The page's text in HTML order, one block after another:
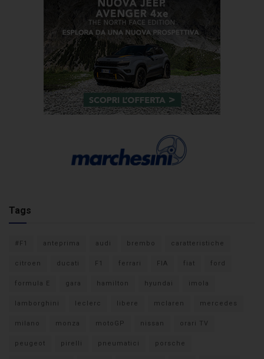
Tags
#F1 anteprima audi brembo caratteristiche
citroen ducati F1 ferrari FIA fiat ford
formula E gara hamilton hyundai imola
lamborghini leclerc libere mclaren mercedes
milano monza motoGP nissan orari TV
peugeot pirelli pneumatici porsche